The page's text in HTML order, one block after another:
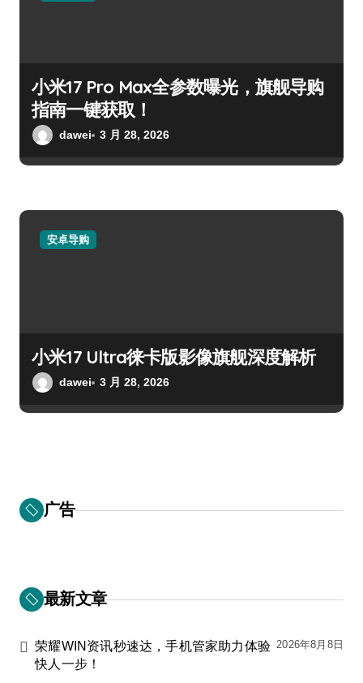
小米17 Pro Max全参数曝光，旗舰导购
指南一键获取！
dawei 3 月 28, 2026
安卓导购
小米17 Ultra徕卡版影像旗舰深度解析
dawei 3 月 28, 2026
广告
最新文章
荣耀WIN资讯秒速达，手机管家助力体验
快人一步！
2026年8月8日